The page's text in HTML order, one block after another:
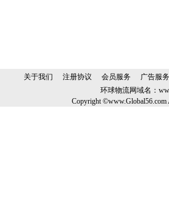
关于我们 注册协议 会员服务
广告服务
环球物流网域名：
Copyright ©www.Global56.com